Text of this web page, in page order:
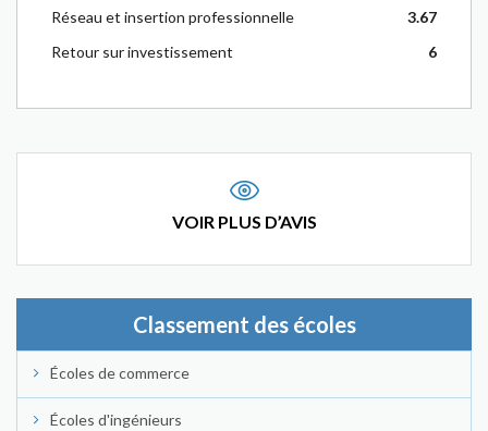
Réseau et insertion professionnelle
3.67
Retour sur investissement
6
VOIR PLUS D’AVIS
Classement des écoles
Écoles de commerce
Écoles d'ingénieurs